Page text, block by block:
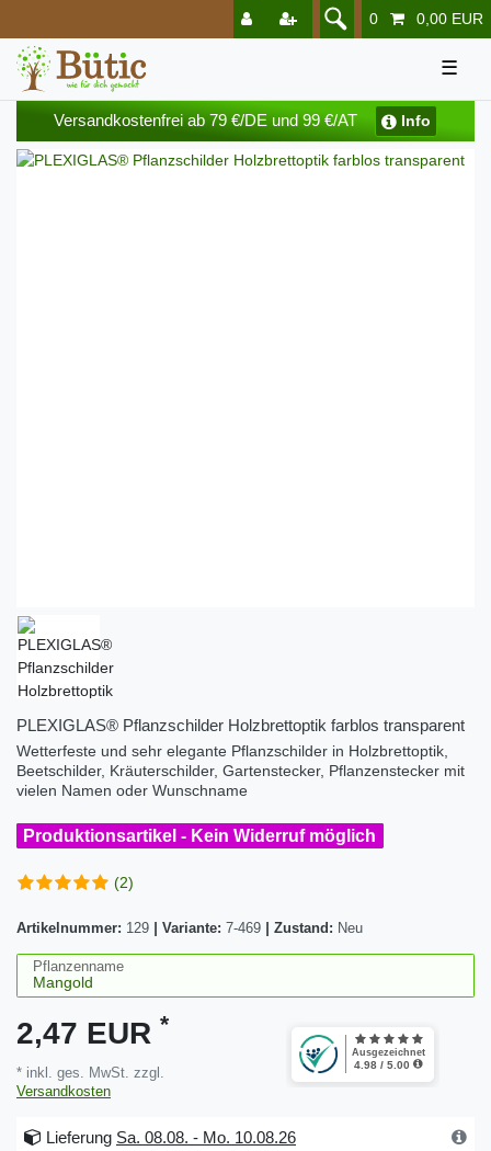
0 0,00 EUR
☰
Versandkostenfrei ab 79 €/DE und 99 €/AT Info
PLEXIGLAS® Pflanzschilder Holzbrettoptik farblos transparent
Wetterfeste und sehr elegante Pflanzschilder in Holzbrettoptik,
Beetschilder, Kräuterschilder, Gartenstecker, Pflanzenstecker mit
vielen Namen oder Wunschname
Produktionsartikel - Kein Widerruf möglich
(2)
Artikelnummer: 129 Variante: 7-469 Zustand: Neu
Pflanzenname
2,47 EUR *
* inkl. ges. MwSt. zzgl.
Versandkosten
Lieferung Sa. 08.08. - Mo. 10.08.26